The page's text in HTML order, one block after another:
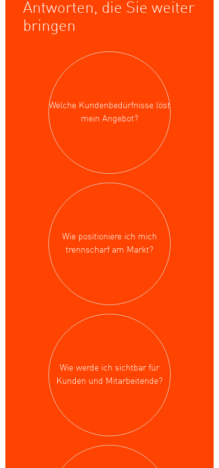
Antworten, die Sie weiter
bringen
Welche Kundenbedürfnisse löst
mein Angebot?
Wie positioniere ich mich
trennscharf am Markt?
Wie werde ich sichtbar für
Kunden und Mitarbeitende?